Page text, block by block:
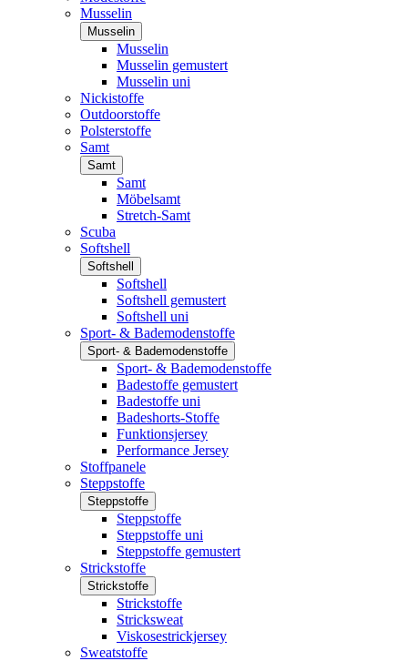
Musselin
Musselin
Musselin
Musselin gemustert
Musselin uni
Nickistoffe
Outdoorstoffe
Polsterstoffe
Samt
Samt
Samt
Möbelsamt
Stretch-Samt
Scuba
Softshell
Softshell
Softshell
Softshell gemustert
Softshell uni
Sport- & Bademodenstoffe
Sport- & Bademodenstoffe
Sport- & Bademodenstoffe
Badestoffe gemustert
Badestoffe uni
Badeshorts-Stoffe
Funktionsjersey
Performance Jersey
Stoffpanele
Steppstoffe
Steppstoffe
Steppstoffe
Steppstoffe uni
Steppstoffe gemustert
Strickstoffe
Strickstoffe
Strickstoffe
Stricksweat
Viskosestrickjersey
Sweatstoffe